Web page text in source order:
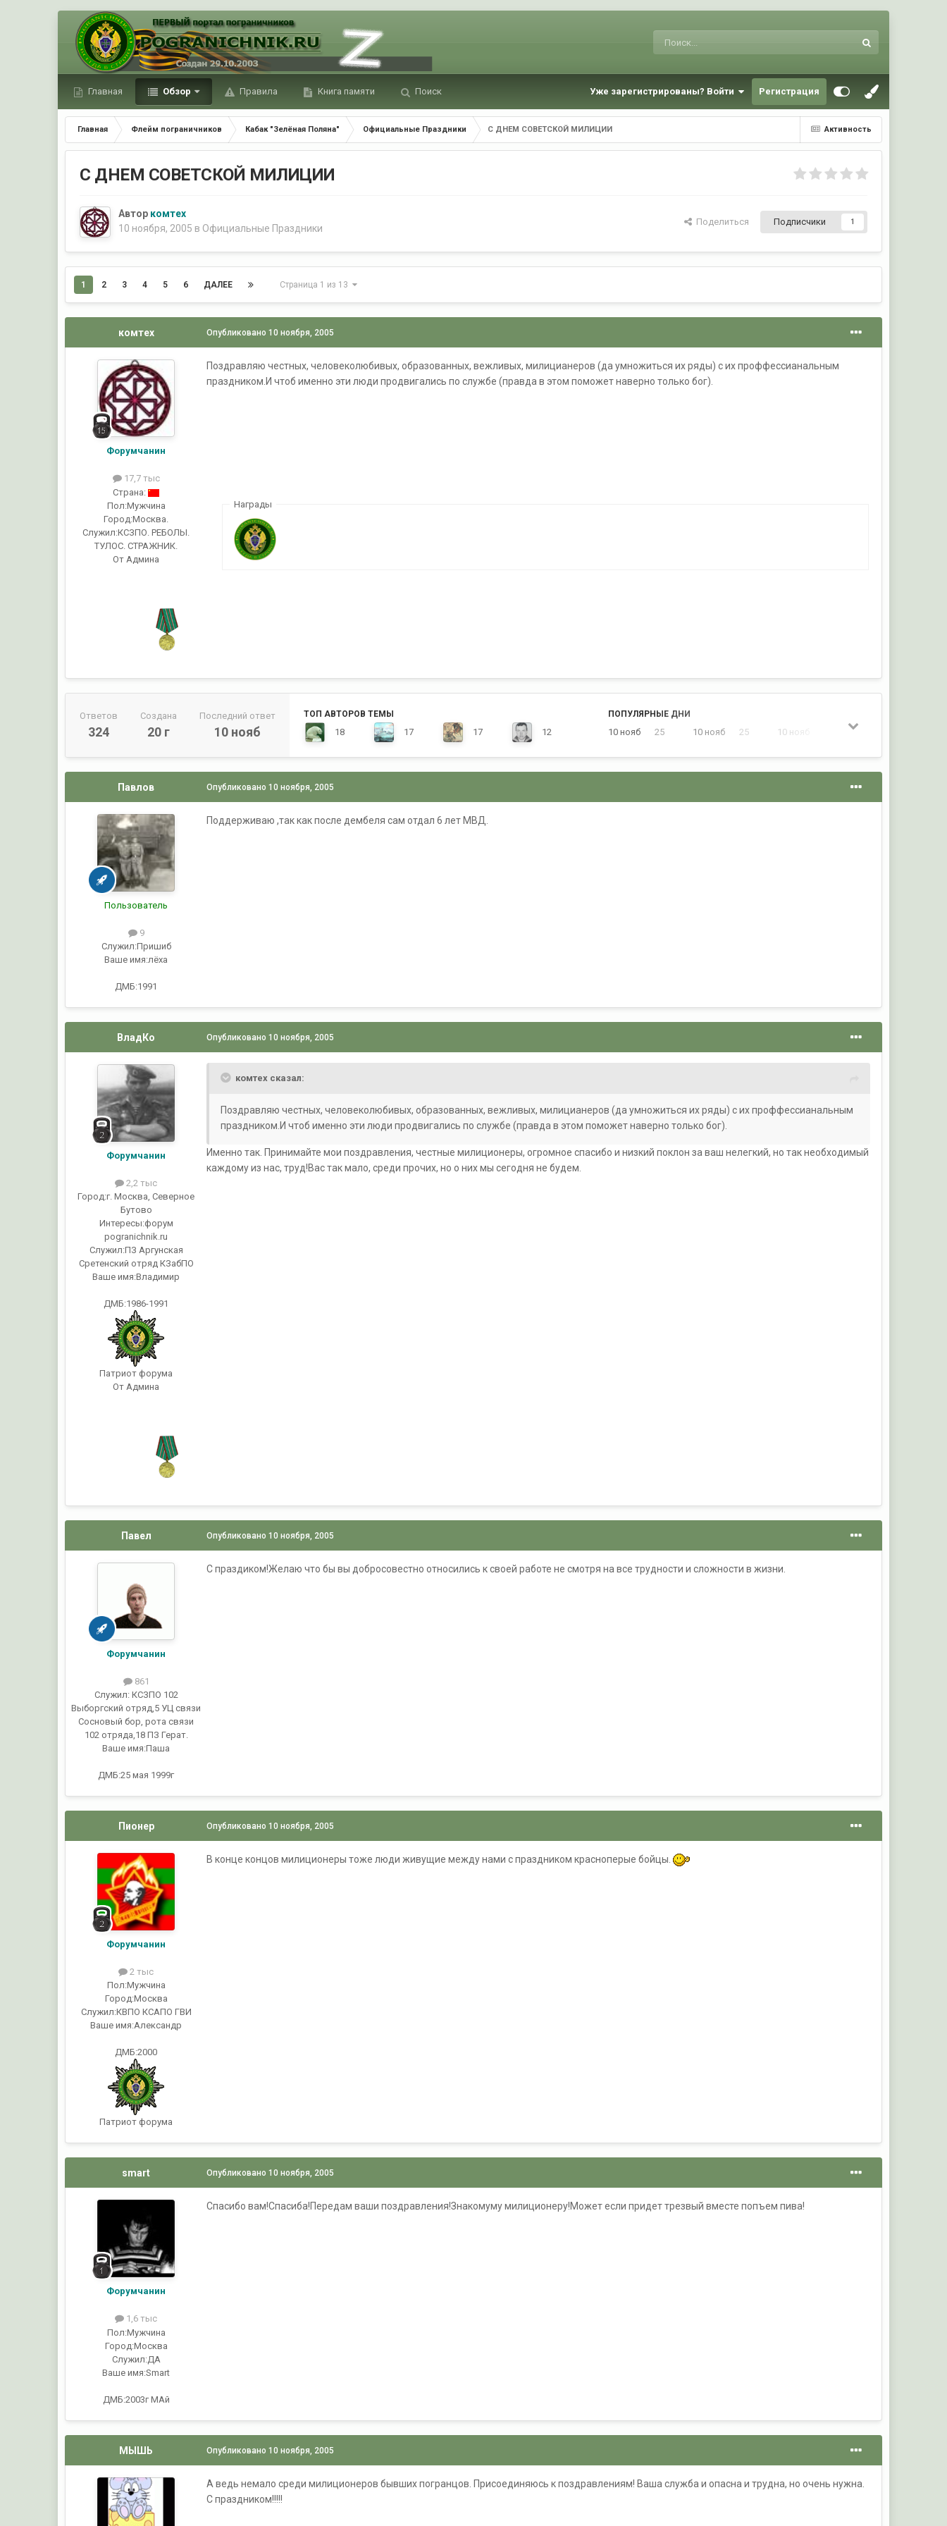
Главная Обзор Правила Книга памяти Поиск Уже зарегистрированы? Войти Регистрация
Активность
Главная Флейм пограничников Кабак "Зелёная Поляна" Официальные Праздники С ДНЕМ СОВЕТСКОЙ МИЛИЦИИ
С ДНЕМ СОВЕТСКОЙ МИЛИЦИИ
Автор комтех
10 ноября, 2005 в Официальные Праздники
Поделиться Подписчики 1
1 2 3 4 5 6 ДАЛЕЕ Страница 1 из 13
комтех
Форумчанин
17,7 тыс
Страна:
Пол:Мужчина
Город:Москва.
Служил:КСЗПО. РЕБОЛЫ.
ТУЛОС. СТРАЖНИК.
От Админа
Опубликовано10 ноября, 2005
Поздравляю честных, человеколюбивых, образованных, вежливых, милицианеров (да умножиться их ряды) с их проффессианальным
праздником.И чтоб именно эти люди продвигались по службе (правда в этом поможет наверно только бог).
Награды
Ответов
324
Создана
20 г
Последний ответ
10 нояб
ТОП АВТОРОВ ТЕМЫ
18 17 17 12
ПОПУЛЯРНЫЕ ДНИ
10 нояб 25 10 нояб 25 10 нояб
Павлов
Пользователь
9
Служил:Пришиб
Ваше имя:лёха
ДМБ:1991
Опубликовано10 ноября, 2005
Поддерживаю ,так как после дембеля сам отдал 6 лет МВД.
ВладКо
Форумчанин
2,2 тыс
Город:г. Москва, Северное
Бутово
Интересы:форум
pogranichnik.ru
Служил:ПЗ Аргунская
Сретенский отряд КЗабПО
Ваше имя:Владимир
ДМБ:1986-1991
Патриот форума
От Админа
Опубликовано10 ноября, 2005
комтех сказал:
Поздравляю честных, человеколюбивых, образованных, вежливых, милицианеров (да умножиться их ряды) с их проффессианальным
праздником.И чтоб именно эти люди продвигались по службе (правда в этом поможет наверно только бог).
Именно так. Принимайте мои поздравления, честные милиционеры, огромное спасибо и низкий поклон за ваш нелегкий, но так необходимый
каждому из нас, труд!Вас так мало, среди прочих, но о них мы сегодня не будем.
Павел
Форумчанин
861
Служил:КСЗПО 102
Выборгский отряд,5 УЦ связи
Сосновый бор, рота связи
102 отряда,18 ПЗ Герат.
Ваше имя:Паша
ДМБ:25 мая 1999г
Опубликовано10 ноября, 2005
С праздиком!Желаю что бы вы добросовестно относились к своей работе не смотря на все трудности и сложности в жизни.
Пионер
Форумчанин
2 тыс
Пол:Мужчина
Город:Москва
Служил:КВПО КСАПО ГВИ
Ваше имя:Александр
ДМБ:2000
Патриот форума
Опубликовано10 ноября, 2005
В конце концов милиционеры тоже люди живущие между нами с праздником красноперые бойцы.
smart
Форумчанин
1,6 тыс
Пол:Мужчина
Город:Москва
Служил:ДА
Ваше имя:Smart
ДМБ:2003г МАй
Опубликовано10 ноября, 2005
Спасибо вам!Спасиба!Передам ваши поздравления!Знакомуму милиционеру!Может если придет трезвый вместе попъем пива!
МЫШЬ Опубликовано10 ноября, 2005
А ведь немало среди милиционеров бывших погранцов. Присоединяюсь к поздравлениям! Ваша служба и опасна и трудна, но очень нужна.
С праздником!!!!!